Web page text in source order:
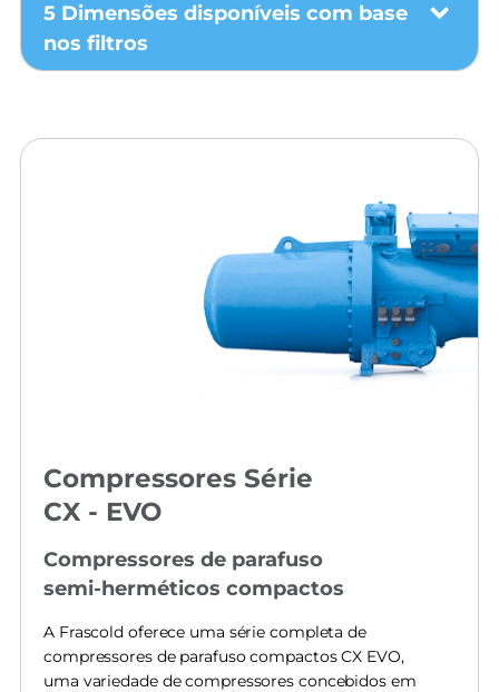
5 Dimensões disponíveis com base
nos filtros
Compressores Série
CX - EVO
Compressores de parafuso
semi-herméticos compactos
A Frascold oferece uma série completa de
compressores de parafuso compactos CX EVO,
uma variedade de compressores concebidos em